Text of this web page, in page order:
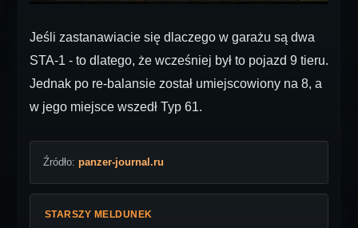
Jeśli zastanawiacie się dlaczego w garażu są dwa
STA-1 - to dlatego, że wcześniej był to pojazd 9 tieru.
Jednak po re-balansie został umiejscowiony na 8, a
w jego miejsce wszedł Typ 61.
Źródło: panzer-journal.ru
STARSZY MELDUNEK